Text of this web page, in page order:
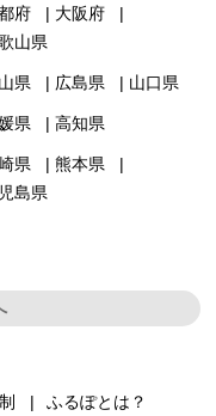
府
大阪府
山県
県 広島県 山口県
県 高知県
県
熊本県
島県
ふるぽとは？